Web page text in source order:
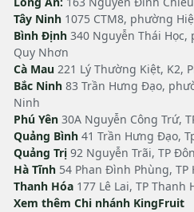
Tây Ninh 1075 CTM8, phường
Bình Định 340 Nguyễn Thái Học,
Quy Nhơn
Cà Mau 221 Lý Thường Kiệt, K2,
Bắc Ninh 83 Trần Hưng Đạo,
Ninh
Phú Yên 30A Nguyễn Công Trứ,
Quảng Bình 41 Trần Hưng Đạo,
Quảng Trị 92 Nguyễn Trãi, TP
Hà Tĩnh 54 Phan Đình Phùng, TP
Thanh Hóa 177 Lê Lai, TP Thanh
Xem thêm Chi nhánh KingFruit